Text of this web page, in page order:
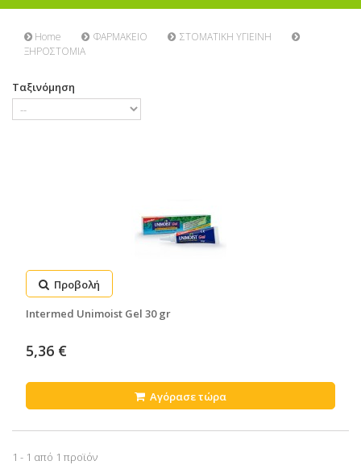
Home ΦΑΡΜΑΚΕΙΟ
ΣΤΟΜΑΤΙΚΗ ΥΓΙΕΙΝΗ
ΞΗΡΟΣΤΟΜΙΑ
Ταξινόμηση
Προβολή
Intermed Unimoist Gel 30 gr
5,36 €
Αγόρασε τώρα
1 - 1 από 1 προϊόν